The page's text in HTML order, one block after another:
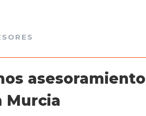
asesoramiento
Murcia